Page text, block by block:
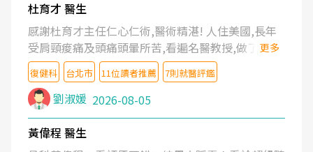
杜育才 醫生
感謝杜育才主任仁心仁術,醫術精湛! 人住美國,長年
受肩頸痠痛及頭痛頭暈所苦,看遍名醫教授,做了各種
檢查,也嘗試過西醫打針,中醫針灸及物理徒手治療都
沒有用,後來連吃到嗎啡類止痛藥都效果有限,只是壓
症狀,沒多久就痛起來,多年失眠嚴重影響生活品質.
台灣親友介紹忠孝醫院杜育才主任是頸頭症候群專
家,上網搜尋杜主任相關文章新聞跟網路評價之後,下
定決心飛回台北找杜醫師診治. 杜主任的乾針跟增生
更多
復健科 台北市 11位讀者推薦 7則就醫評鑑
劉淑媛 2026-08-05
黃偉程 醫生